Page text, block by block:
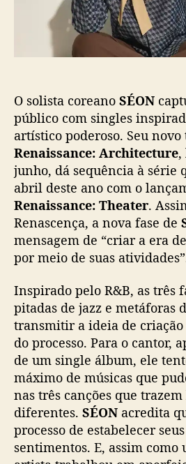
a
ç
ã
O solista coreano SÉON
público com singles
artístico poderoso. Seu
Renaissance: Architecture,
junho, dá sequência à série
abril deste ano com o
Renaissance: Theater.
Renascença, a nova fase de
mensagem de “criar a era
por meio de suas
Inspirado pelo R&B, as três
pitadas de jazz e metáforas
transmitir a ideia de criação
do processo. Para o cantor,
de um single álbum, ele
máximo de músicas que
nas três canções que
diferentes. SÉON acredita
processo de estabelecer
sentimentos. E, assim